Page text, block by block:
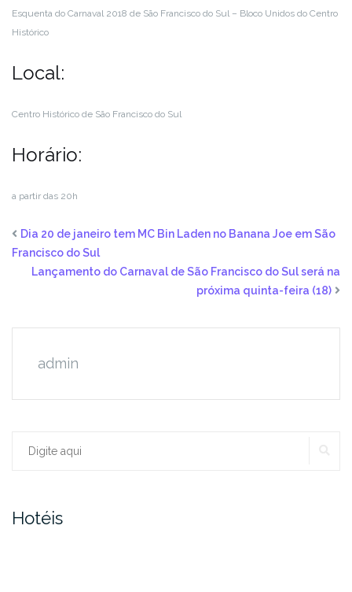
Esquenta do Carnaval 2018 de São Francisco do Sul – Bloco Unidos do Centro
Histórico
Local:
Centro Histórico de São Francisco do Sul
Horário:
a partir das 20h
Dia 20 de janeiro tem MC Bin Laden no Banana Joe em São
Francisco do Sul
Lançamento do Carnaval de São Francisco do Sul será na
próxima quinta-feira (18)
admin
Procurar:
Hotéis